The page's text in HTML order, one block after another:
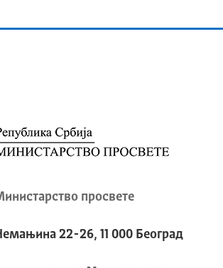
просвете
22-26, 11 000 Београд